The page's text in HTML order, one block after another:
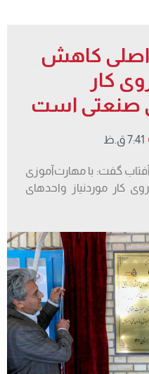
اصلی کاهش
کار
صنعتی است
7:41 ق.ظ
گفت: با مهارت‌آموزی
کار موردنیاز واحدهای